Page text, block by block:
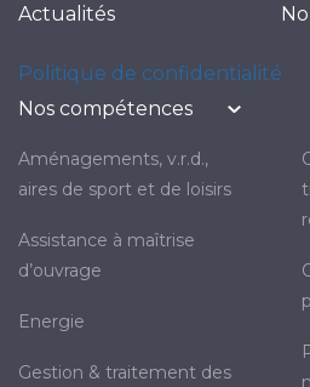
Actualités
Politique de confidentialité
Nos compétences
aménagements, v.r.d.,
aires de sport et de loisirs
assistance à maîtrise
d’ouvrage
energie
gestion & traitement des